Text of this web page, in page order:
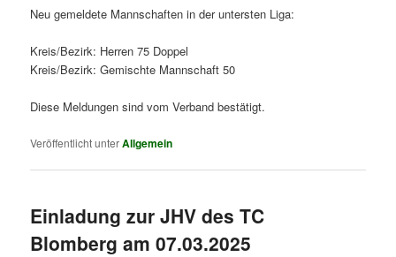
Neu gemeldete Mannschaften in der untersten Liga:
Kreis/Bezirk: Herren 75 Doppel
Kreis/Bezirk: Gemischte Mannschaft 50
Diese Meldungen sind vom Verband bestätigt.
Veröffentlicht unterAllgemein
Einladung zur JHV des TC
Blomberg am 07.03.2025